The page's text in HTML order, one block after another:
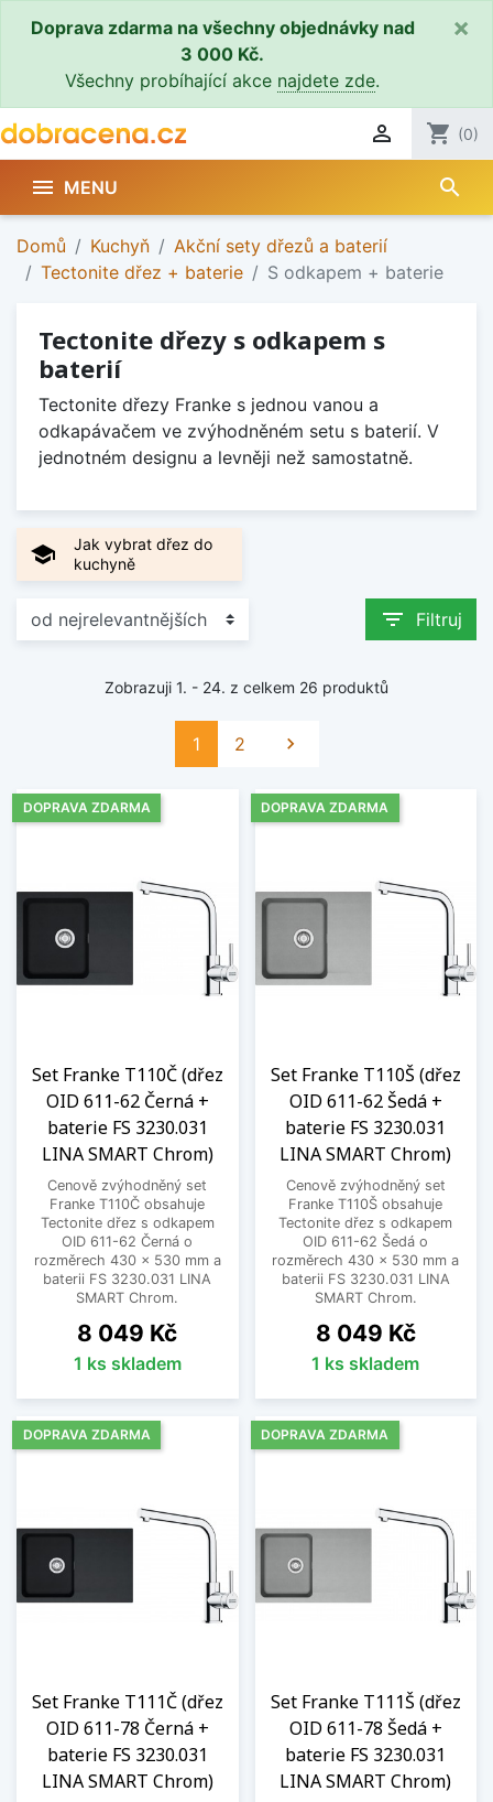
Doprava zdarma na všechny objednávky nad
3 000 Kč.
Všechny probíhající akce najdete zde.
×
 shopping_cart (0)
 MENU search
Domů Kuchyň
Akční sety dřezů a baterií
Tectonite dřez + baterie
S odkapem + baterie
Tectonite dřezy s odkapem s
baterií
Tectonite dřezy Franke s jednou vanou a
odkapávačem ve zvýhodněném setu s baterií. V
jednotném designu a levněji než samostatně.
school
Jak vybrat dřez do
kuchyně
filter_list Filtruj
Zobrazuji 1. - 24. z celkem 26 produktů
1 2 Další

Set Franke T110Č (dřez
OID 611-62 Černá +
baterie FS 3230.031
LINA SMART Chrom)
Cenově zvýhodněný set
Franke T110Č obsahuje
Tectonite dřez s odkapem
OID 611-62 Černá o
rozměrech 430 x 530 mm a
baterii FS 3230.031 LINA
SMART Chrom.
Cena
8 049 Kč
1 ks skladem
DOPRAVA ZDARMA
Set Franke T110Š (dřez
OID 611-62 Šedá +
baterie FS 3230.031
LINA SMART Chrom)
Cenově zvýhodněný set
Franke T110Š obsahuje
Tectonite dřez s odkapem
OID 611-62 Šedá o
rozměrech 430 x 530 mm a
baterii FS 3230.031 LINA
SMART Chrom.
Cena
8 049 Kč
1 ks skladem
DOPRAVA ZDARMA
Set Franke T111Č (dřez
OID 611-78 Černá +
baterie FS 3230.031
LINA SMART Chrom)
DOPRAVA ZDARMA
Set Franke T111Š (dřez
OID 611-78 Šedá +
baterie FS 3230.031
LINA SMART Chrom)
DOPRAVA ZDARMA